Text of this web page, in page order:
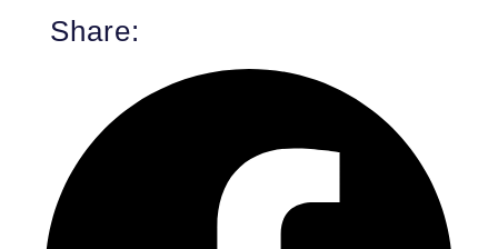
Share: